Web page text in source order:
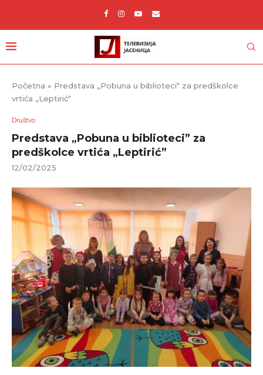
Početna » Predstava „Pobuna u biblioteci“ za predškolce
vrtića „Leptirić“
Društvo
Predstava „Pobuna u biblioteci” za
predškolce vrtića „Leptirić”
12/02/2025